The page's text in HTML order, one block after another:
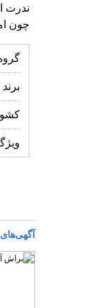
چون
برند